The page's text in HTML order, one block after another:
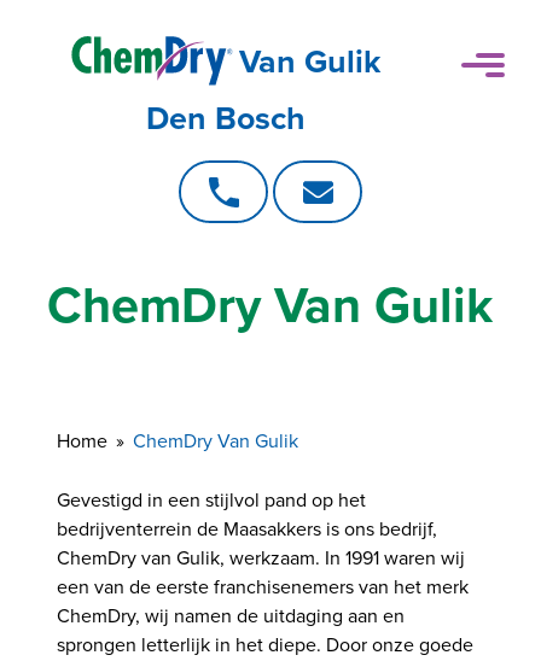
Van Gulik
Den Bosch
ChemDry Van Gulik
Home ChemDry Van Gulik
Gevestigd in een stijlvol pand op het
bedrijventerrein de Maasakkers is ons bedrijf,
ChemDry van Gulik, werkzaam. In 1991 waren wij
een van de eerste franchisenemers van het merk
ChemDry, wij namen de uitdaging aan en
sprongen letterlijk in het diepe. Door onze goede